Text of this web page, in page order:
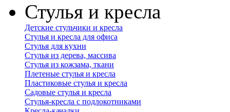
Стулья и кресла
Детские стульчики и кресла
Стулья и кресла для офиса
Стулья для кухни
Стулья из дерева, массива
Стулья из кожзама, ткани
Плетеные стулья и кресла
Пластиковые стулья и кресла
Садовые стулья и кресла
Стулья-кресла с подлокотниками